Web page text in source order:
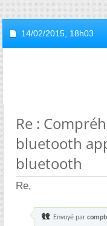
14/02/2015, 18h03
Re :
bluetooth
bluetooth
Re,
Envoyé par